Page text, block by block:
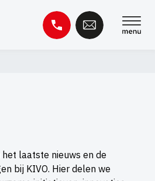
laatste nieuws en de
bij KIVO. Hier delen we